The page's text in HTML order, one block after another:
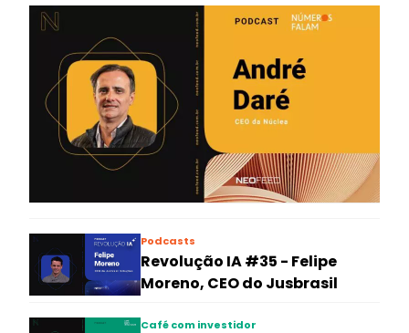
Podcasts
Revolução IA #35 - Felipe
Moreno, CEO do Jusbrasil
Café com investidor